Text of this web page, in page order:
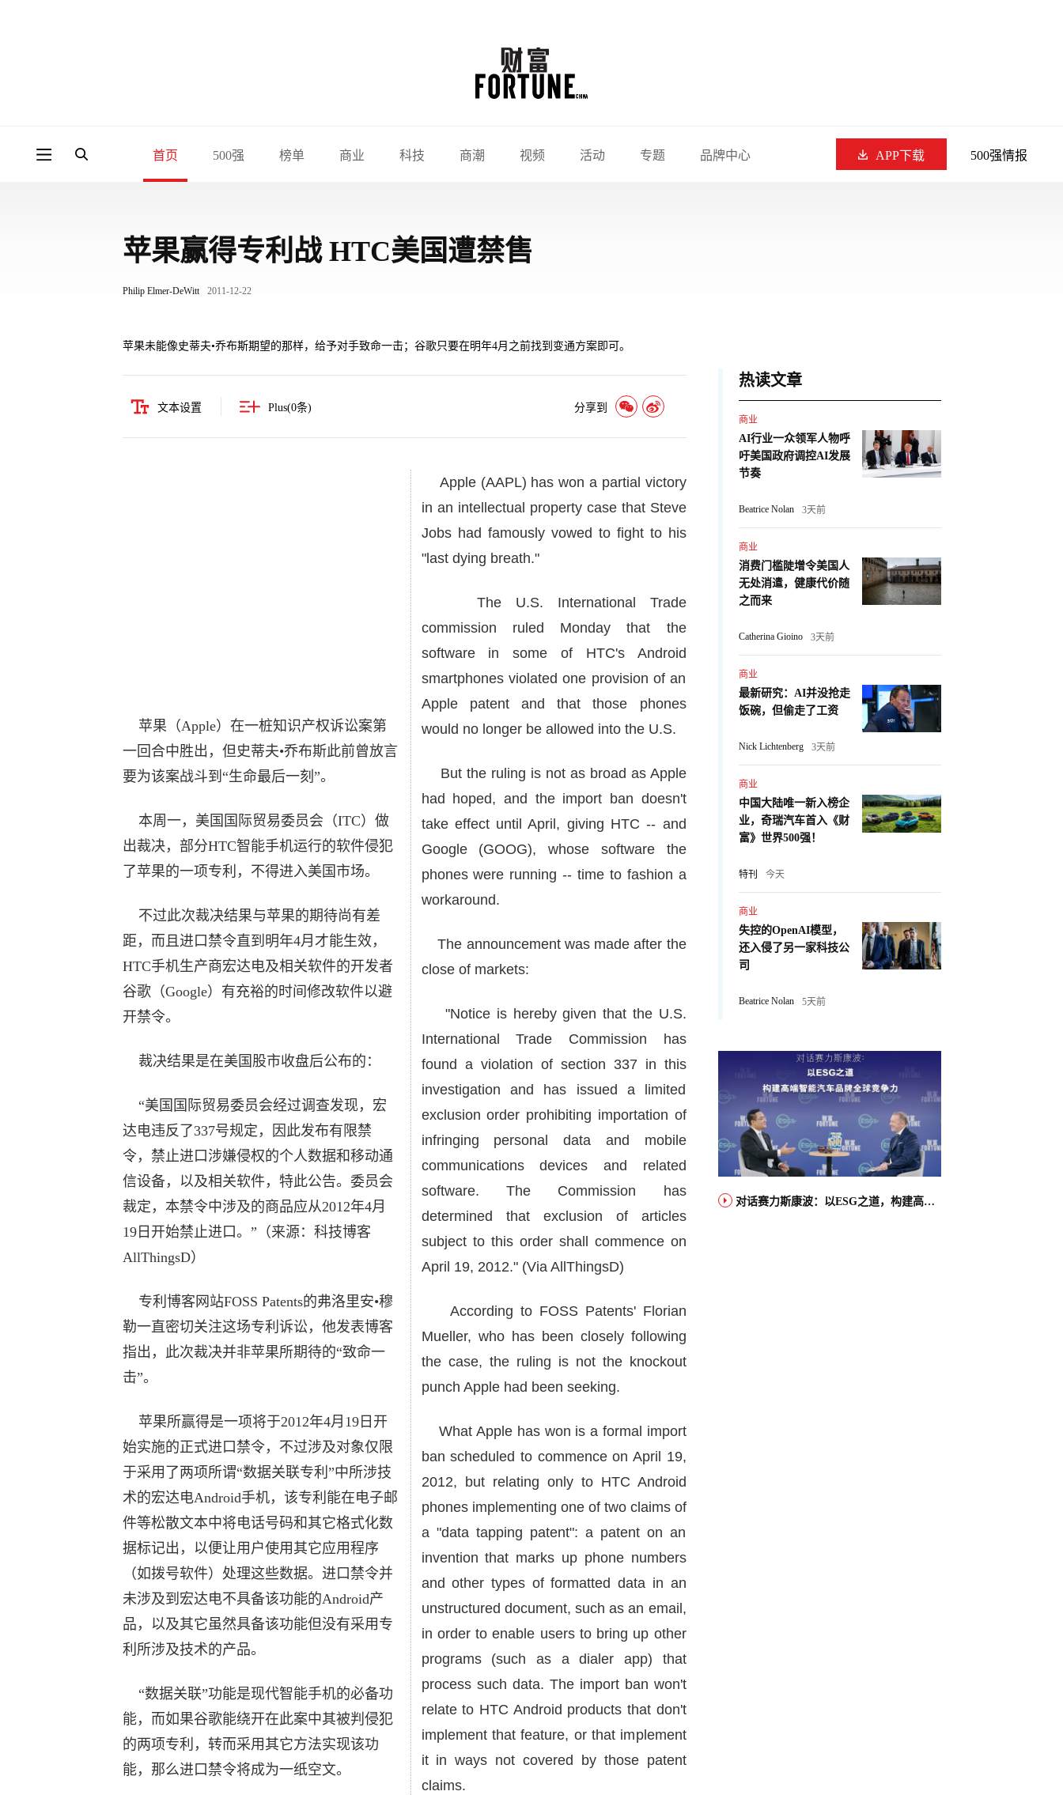
首页 500强 榜单 商业 科技 商潮 视频 活动 专题 品牌中心 APP下载 500强情报
苹果赢得专利战 HTC美国遭禁售
Philip Elmer-DeWitt 2011-12-22
苹果未能像史蒂夫•乔布斯期望的那样，给予对手致命一击；谷歌只要在明年4月之前找到变通方案即可。
文本设置 Plus(0条) 分享到
苹果（Apple）在一桩知识产权诉讼案第
一回合中胜出，但史蒂夫•乔布斯此前曾放言
要为该案战斗到“生命最后一刻”。
本周一，美国国际贸易委员会（ITC）做
出裁决，部分HTC智能手机运行的软件侵犯
了苹果的一项专利，不得进入美国市场。
不过此次裁决结果与苹果的期待尚有差
距，而且进口禁令直到明年4月才能生效，
HTC手机生产商宏达电及相关软件的开发者
谷歌（Google）有充裕的时间修改软件以避
开禁令。
裁决结果是在美国股市收盘后公布的：
“美国国际贸易委员会经过调查发现，宏
达电违反了337号规定，因此发布有限禁
令，禁止进口涉嫌侵权的个人数据和移动通
信设备，以及相关软件，特此公告。委员会
裁定，本禁令中涉及的商品应从2012年4月
19日开始禁止进口。”（来源：科技博客
AllThingsD）
专利博客网站FOSS Patents的弗洛里安•穆
勒一直密切关注这场专利诉讼，他发表博客
指出，此次裁决并非苹果所期待的“致命一
击”。
苹果所赢得是一项将于2012年4月19日开
始实施的正式进口禁令，不过涉及对象仅限
于采用了两项所谓“数据关联专利”中所涉技
术的宏达电Android手机，该专利能在电子邮
件等松散文本中将电话号码和其它格式化数
据标记出，以便让用户使用其它应用程序
（如拨号软件）处理这些数据。进口禁令并
未涉及到宏达电不具备该功能的Android产
品，以及其它虽然具备该功能但没有采用专
利所涉及技术的产品。
“数据关联”功能是现代智能手机的必备功
能，而如果谷歌能绕开在此案中其被判侵犯
的两项专利，转而采用其它方法实现该功
能，那么进口禁令将成为一纸空文。
Apple (AAPL) has won a partial victory
in an intellectual property case that Steve
Jobs had famously vowed to fight to his
"last dying breath."
The U.S. International Trade
commission ruled Monday that the
software in some of HTC's Android
smartphones violated one provision of an
Apple patent and that those phones
would no longer be allowed into the U.S.
But the ruling is not as broad as Apple
had hoped, and the import ban doesn't
take effect until April, giving HTC -- and
Google (GOOG), whose software the
phones were running -- time to fashion a
workaround.
The announcement was made after the
close of markets:
"Notice is hereby given that the U.S.
International Trade Commission has
found a violation of section 337 in this
investigation and has issued a limited
exclusion order prohibiting importation of
infringing personal data and mobile
communications devices and related
software. The Commission has
determined that exclusion of articles
subject to this order shall commence on
April 19, 2012." (Via AllThingsD)
According to FOSS Patents' Florian
Mueller, who has been closely following
the case, the ruling is not the knockout
punch Apple had been seeking.
What Apple has won is a formal import
ban scheduled to commence on April 19,
2012, but relating only to HTC Android
phones implementing one of two claims of
a "data tapping patent": a patent on an
invention that marks up phone numbers
and other types of formatted data in an
unstructured document, such as an email,
in order to enable users to bring up other
programs (such as a dialer app) that
process such data. The import ban won't
relate to HTC Android products that don't
implement that feature, or that implement
it in ways not covered by those patent
claims.
热读文章
商业
AI行业一众领军人物呼
吁美国政府调控AI发展
节奏
Beatrice Nolan 3天前
商业
消费门槛陡增令美国人
无处消遣，健康代价随
之而来
Catherina Gioino 3天前
商业
最新研究：AI并没抢走
饭碗，但偷走了工资
Nick Lichtenberg 3天前
商业
中国大陆唯一新入榜企
业，奇瑞汽车首入《财
富》世界500强！
特刊 今天
商业
失控的OpenAI模型，
还入侵了另一家科技公
司
Beatrice Nolan 5天前
对话赛力斯康波：以ESG之道，构建高端智能汽车品牌全球竞争力